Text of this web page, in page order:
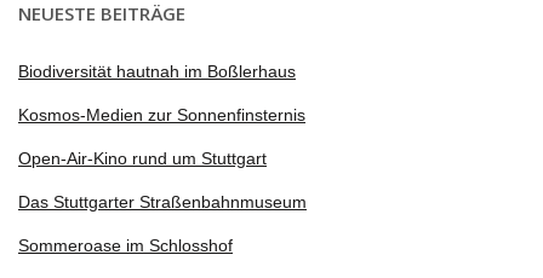
NEUESTE BEITRÄGE
Biodiversität hautnah im Boßlerhaus
Kosmos-Medien zur Sonnenfinsternis
Open-Air-Kino rund um Stuttgart
Das Stuttgarter Straßenbahnmuseum
Sommeroase im Schlosshof